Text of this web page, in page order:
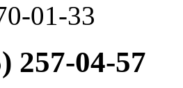
01-33
257-04-57